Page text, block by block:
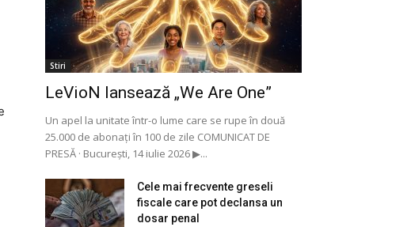
Stiri
LeVioN lansează „We Are One”
Un apel la unitate într-o lume care se rupe în două
25.000 de abonați în 100 de zile COMUNICAT DE
PRESĂ · București, 14 iulie 2026 ▶...
Cele mai frecvente greseli
fiscale care pot declansa un
dosar penal